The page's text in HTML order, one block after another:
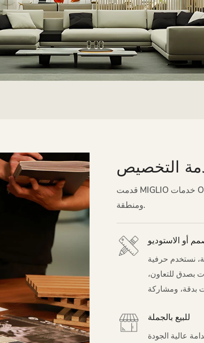
التخصيص
قدمت MIGLIO خدمات OEM وODM وOBM عالية الجودة للعملاء من أكثر من 20 دولة
ومنطقة.
أو الاستوديو
نستخدم حرفية
بصدق للتعاون،
بدقة، ومشاركة
للجميع.
للبيع بالجملة
مستدامة عالية الجودة